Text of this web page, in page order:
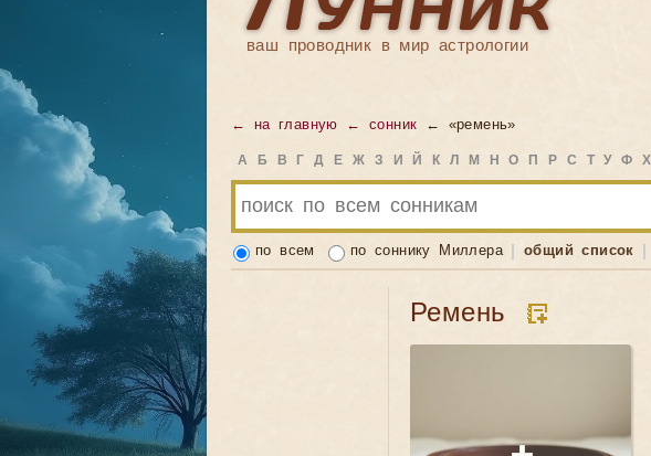
ваш проводник в мир астрологии
← на главную ← сонник ← «ремень»
А Б В Г Д Е Ж З И Й К Л М Н О П Р С Т У Ф Х
по всем по соннику Миллера общий список
Ремень